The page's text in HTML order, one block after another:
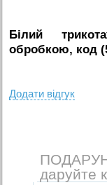
Білий
обробкою, код
Додати вiдгук
даруйте